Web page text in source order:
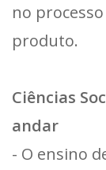
no
produto.
Ciências
andar
- O ensino